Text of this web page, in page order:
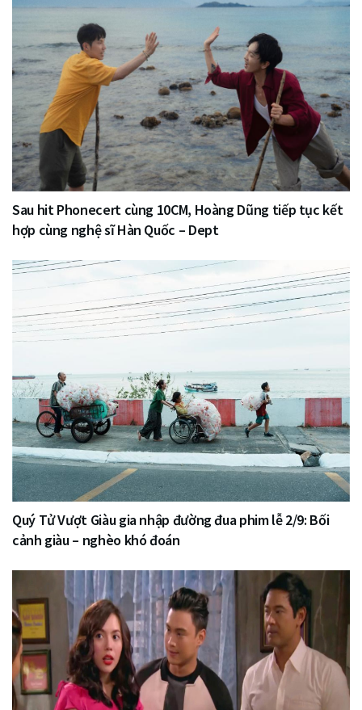
Sau hit Phonecert cùng 10CM, Hoàng Dũng tiếp tục kết
hợp cùng nghệ sĩ Hàn Quốc – Dept
Quý Tử Vượt Giàu gia nhập đường đua phim lễ 2/9: Bối
cảnh giàu – nghèo khó đoán